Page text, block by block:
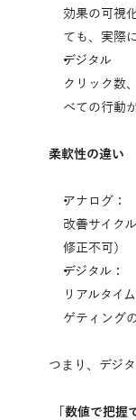
効果の可視
ても、実際
デジタル
クリック数
べての行動
柔軟性の違い
アナログ：
改善サイク
修正不可）
デジタル：
リアルタイ
ゲティング
つまり、デジ
「数値で把握